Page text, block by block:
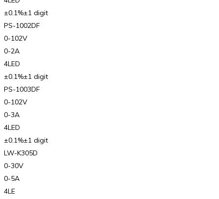
±0.1%±1 digit
PS-1002DF
0-102V
0-2A
4LED
±0.1%±1 digit
PS-1003DF
0-102V
0-3A
4LED
±0.1%±1 digit
LW-K305D
0-30V
0-5A
4LE